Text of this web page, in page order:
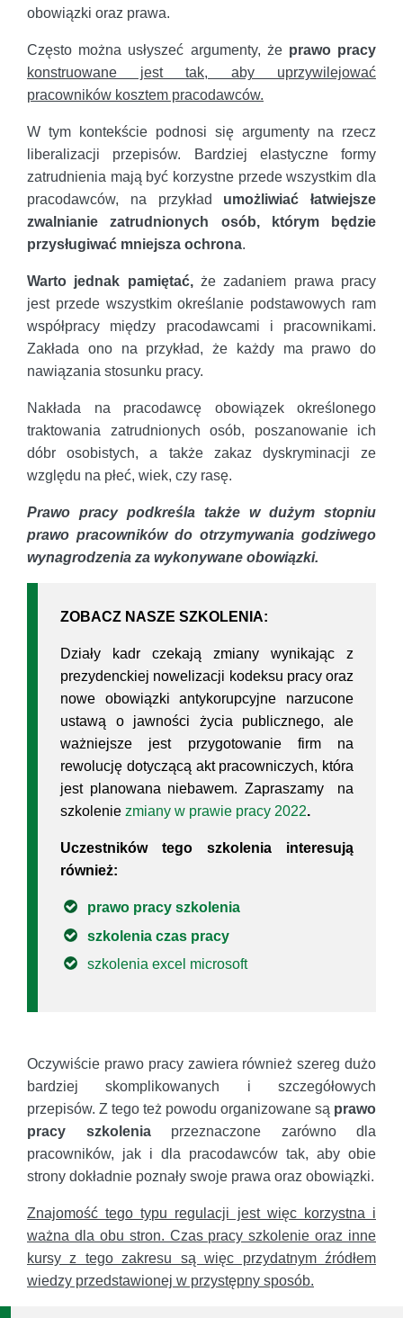
obowiązki oraz prawa.
Często można usłyszeć argumenty, że prawo pracy
konstruowane jest tak, aby uprzywilejować
pracowników kosztem pracodawców.
W tym kontekście podnosi się argumenty na rzecz
liberalizacji przepisów. Bardziej elastyczne formy
zatrudnienia mają być korzystne przede wszystkim dla
pracodawców, na przykład umożliwiać łatwiejsze
zwalnianie zatrudnionych osób, którym będzie
przysługiwać mniejsza ochrona.
Warto jednak pamiętać,że zadaniem prawa pracy
jest przede wszystkim określanie podstawowych ram
współpracy między pracodawcami i pracownikami.
Zakłada ono na przykład, że każdy ma prawo do
nawiązania stosunku pracy.
Nakłada na pracodawcę obowiązek określonego
traktowania zatrudnionych osób, poszanowanie ich
dóbr osobistych, a także zakaz dyskryminacji ze
względu na płeć, wiek, czy rasę.
Prawo pracy podkreśla także w dużym stopniu
prawo pracowników do otrzymywania godziwego
wynagrodzenia za wykonywane obowiązki.
ZOBACZ NASZE SZKOLENIA:
Działy kadr czekają zmiany wynikając z
prezydenckiej nowelizacji kodeksu pracy oraz
nowe obowiązki antykorupcyjne narzucone
ustawą o jawności życia publicznego, ale
ważniejsze jest przygotowanie firm na
rewolucję dotyczącą akt pracowniczych, która
jest planowana niebawem. Zapraszamy na
szkolenie zmiany w prawie pracy 2022.
Uczestników tego szkolenia interesują
również:
prawo pracy szkolenia
szkolenia czas pracy
szkolenia excel microsoft
Oczywiście prawo pracy zawiera również szereg dużo
bardziej skomplikowanych i szczegółowych
przepisów. Z tego też powodu organizowane są prawo
pracy szkoleniaprzeznaczone zarówno dla
pracowników, jak i dla pracodawców tak, aby obie
strony dokładnie poznały swoje prawa oraz obowiązki.
Znajomość tego typu regulacji jest więc korzystna i
ważna dla obu stron. Czas pracy szkolenie oraz inne
kursy z tego zakresu są więc przydatnym źródłem
wiedzy przedstawionej w przystępny sposób.